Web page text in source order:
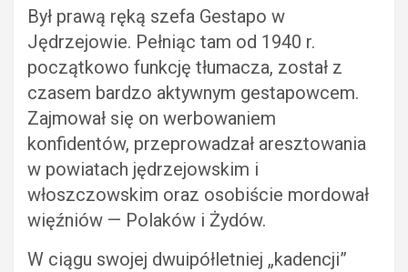
Był prawą ręką szefa Gestapo w
Jędrzejowie. Pełniąc tam od 1940 r.
początkowo funkcję tłumacza, został z
czasem bardzo aktywnym gestapowcem.
Zajmował się on werbowaniem
konfidentów, przeprowadzał aresztowania
w powiatach jędrzejowskim i
włoszczowskim oraz osobiście mordował
więźniów — Polaków i Żydów.
W ciągu swojej dwuipółletniej „kadencji”